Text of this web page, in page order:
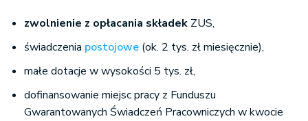
zwolnienie z opłacania składek ZUS,
świadczenia postojowe (ok. 2 tys. zł miesięcznie),
małe dotacje w wysokości 5 tys. zł,
dofinansowanie miejsc pracy z Funduszu
Gwarantowanych Świadczeń Pracowniczych w kwocie